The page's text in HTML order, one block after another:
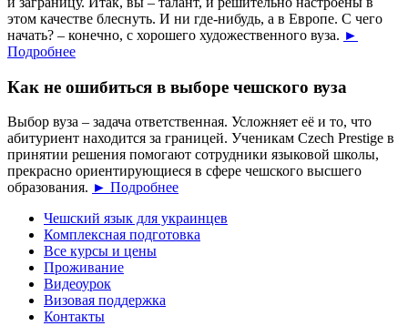
этом качестве блеснуть. И ни где-нибудь, а в Европе. С чего
начать? – конечно, с хорошего художественного вуза. ►
Подробнее
Как не ошибиться в выборе чешского вуза
Выбор вуза – задача ответственная. Усложняет её и то, что
абитуриент находится за границей. Ученикам Czech Prestige в
принятии решения помогают сотрудники языковой школы,
прекрасно ориентирующиеся в сфере чешского высшего
образования. ► Подробнее
Чешский язык для украинцев
Комплексная подготовка
Все курсы и цены
Проживание
Видеоурок
Визовая поддержка
Контакты